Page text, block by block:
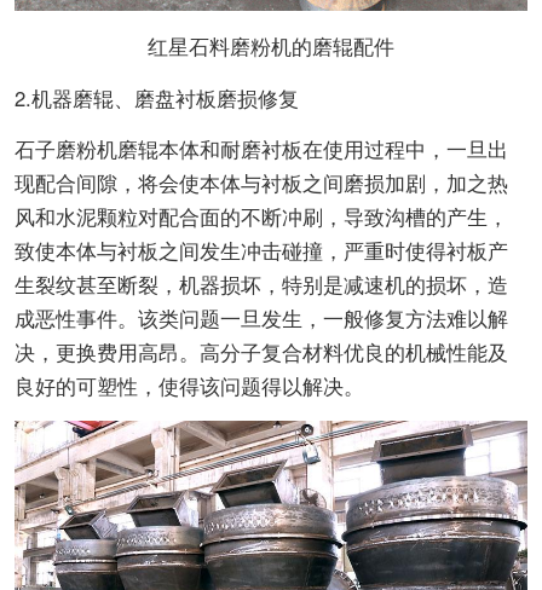
红星石料磨粉机的磨辊配件
2.机器磨辊、磨盘衬板磨损修复
石子磨粉机磨辊本体和耐磨衬板在使用过程中，一旦出
现配合间隙，将会使本体与衬板之间磨损加剧，加之热
风和水泥颗粒对配合面的不断冲刷，导致沟槽的产生，
致使本体与衬板之间发生冲击碰撞，严重时使得衬板产
生裂纹甚至断裂，机器损坏，特别是减速机的损坏，造
成恶性事件。该类问题一旦发生，一般修复方法难以解
决，更换费用高昂。高分子复合材料优良的机械性能及
良好的可塑性，使得该问题得以解决。